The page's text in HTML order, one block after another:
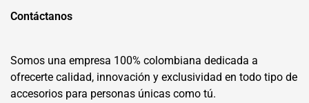
Contáctanos
Somos una empresa 100% colombiana dedicada a
ofrecerte calidad, innovación y exclusividad en todo tipo de
accesorios para personas únicas como tú.